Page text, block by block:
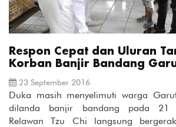
Respon Cepat dan Uluran
Korban Banjir Bandang
23 September 2016
Duka masih menyelimuti warga
dilanda banjir bandang pada 21
Relawan Tzu Chi langsung